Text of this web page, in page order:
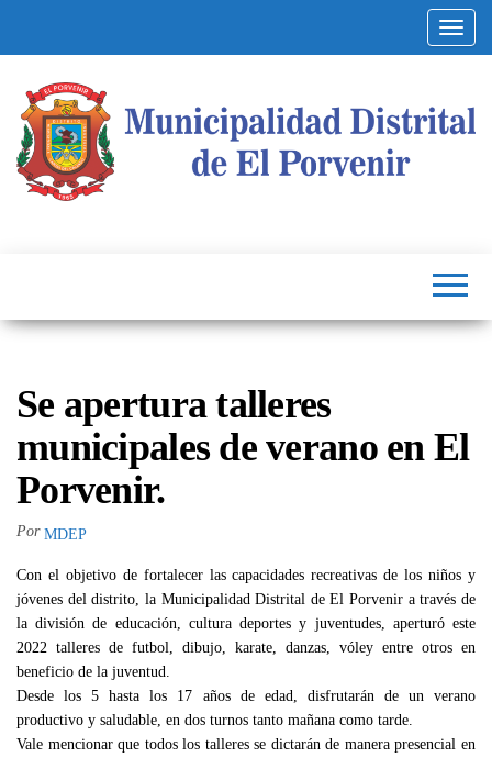
Se apertura talleres
municipales de verano en El
Porvenir.
Por MDEP
Con el objetivo de fortalecer las capacidades recreativas de los niños y
jóvenes del distrito, la Municipalidad Distrital de El Porvenir a través de
la división de educación, cultura deportes y juventudes, aperturó este
2022 talleres de futbol, dibujo, karate, danzas, vóley entre otros en
beneficio de la juventud.
Desde los 5 hasta los 17 años de edad, disfrutarán de un verano
productivo y saludable, en dos turnos tanto mañana como tarde.
Vale mencionar que todos los talleres se dictarán de manera presencial en